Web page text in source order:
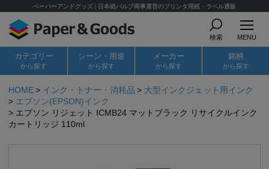
ペーパーアンドグッズ | 日本紙パルプ商事運営のプリンタ用紙・ラベル通販
検索 MENU
カテゴリー
から探す
シーン・用途
から探す
メーカー
から探す
銘柄
から探す
HOME インク・トナー・消耗品
大型インクジェット用インク
エプソン(EPSON)インク
エプソン リジェット ICMB24 マットブラック リサイクルインク
カートリッジ 110ml